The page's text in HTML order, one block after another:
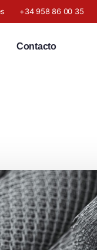
+34 958 86 00 35
Contacto